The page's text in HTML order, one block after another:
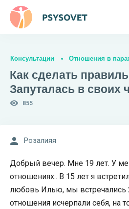
Консультации Отношения в
Как сделать
Запуталась в своих
855
Розалияя
Добрый вечер. Мне 19 лет. У
отношениях.. В 15 лет я
любовь Илью, мы встречались
отношения исчерпали себя, на